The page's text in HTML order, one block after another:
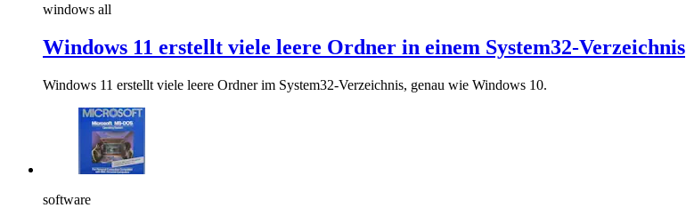
windows all
Windows 11 erstellt viele leere Ordner in einem System32-Verzeichnis
Windows 11 erstellt viele leere Ordner im System32-Verzeichnis, genau wie Windows 10.
software